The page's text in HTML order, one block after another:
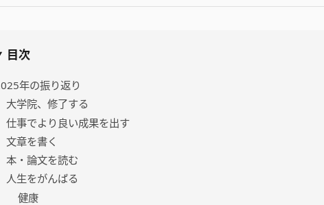
目次
年の振り返り
大学院、修了する
仕事でより良い成果を出す
文章を書く
本・論文を読む
人生をがんばる
健康